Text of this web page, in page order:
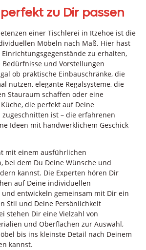
zu Dir passen
einer Tischlerei in Itzehoe ist die
Möbeln nach Maß. Hier hast
zu erhalten,
Bedürfnisse und Vorstellungen
ob praktische Einbauschränke, die
nutzen, elegante Regalsysteme, die
Stauraum schaffen oder eine
die perfekt auf Deine
zugeschnitten ist – die erfahrenen
Ideen mit handwerklichem Geschick
mit einem ausführlichen
bei dem Du Deine Wünsche und
kannst. Die Experten hören Dir
auf Deine individuellen
entwickeln gemeinsam mit Dir ein
Stil und Deine Persönlichkeit
stehen Dir eine Vielzahl von
und Oberflächen zur Auswahl,
bis ins kleinste Detail nach Deinem
kannst.